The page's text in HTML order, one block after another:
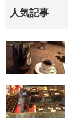
人気記事